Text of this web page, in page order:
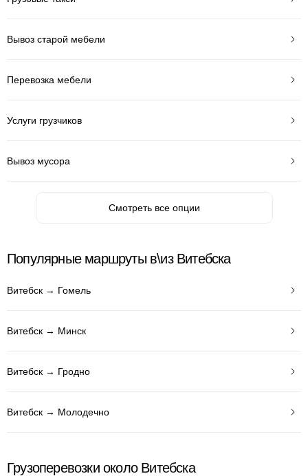
Вывоз старой мебели
Перевозка мебели
Услуги грузчиков
Вывоз мусора
Смотреть все опции
Популярные маршруты в\из Витебска
Витебск → Гомель
Витебск → Минск
Витебск → Гродно
Витебск → Молодечно
Грузоперевозки около Витебска